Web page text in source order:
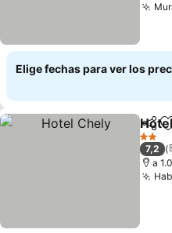
Elige fechas para ver los
2
7,2
a